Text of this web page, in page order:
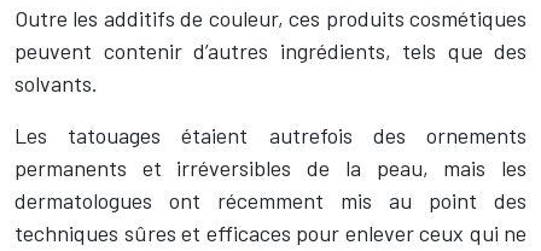
Outre les additifs de couleur, ces produits cosmétiques
peuvent contenir d’autres ingrédients, tels que des
solvants.
Les tatouages étaient autrefois des ornements
permanents et irréversibles de la peau, mais les
dermatologues ont récemment mis au point des
techniques sûres et efficaces pour enlever ceux qui ne